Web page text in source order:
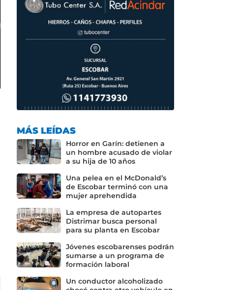
MÁS LEÍDAS
Horror en Garín: detienen a
un hombre acusado de violar
a su hija de 10 años
Una pelea en el McDonald’s
de Escobar terminó con una
mujer aprehendida
La empresa de autopartes
Distrimar busca personal
para su planta en Escobar
Jóvenes escobarenses podrán
sumarse a un programa de
formación laboral
Un conductor alcoholizado